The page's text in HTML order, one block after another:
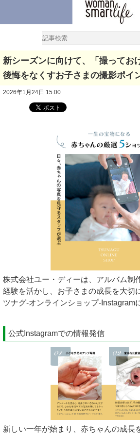
新シーズンに向けて、「撮って
後悔をなくすお子さまの撮影ポイ
2026年1月24日 15:00
株式会社ユー・ディーは、アルバム制
経験を活かし、お子さまの成長を大切
ツナグ‐オンラインショップ‐Instagram
公式Instagramでの情報発信
新しい一年が始まり、赤ちゃんの成長